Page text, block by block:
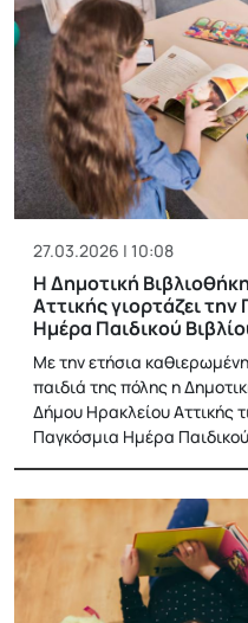
27.03.2026 | 10:08
Η Δημοτική
Αττικής γιορτάζει
Ημέρα Παιδικού
Με την ετήσια
παιδιά της πόλης η
Δήμου Ηρακλείου Αττικής
Παγκόσμια Ημέρα